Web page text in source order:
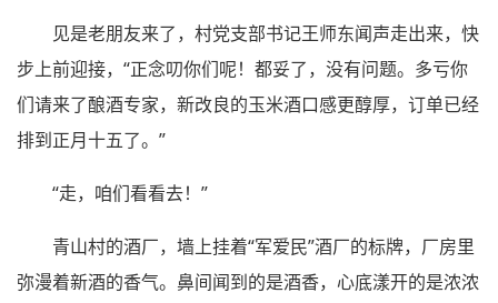
见是老朋友来了，村党支部书记王师东闻声走出来，快
步上前迎接，“正念叨你们呢！都妥了，没有问题。多亏你
们请来了酿酒专家，新改良的玉米酒口感更醇厚，订单已经
排到正月十五了。”
“走，咱们看看去！”
青山村的酒厂，墙上挂着“军爱民”酒厂的标牌，厂房里
弥漫着新酒的香气。鼻间闻到的是酒香，心底漾开的是浓浓